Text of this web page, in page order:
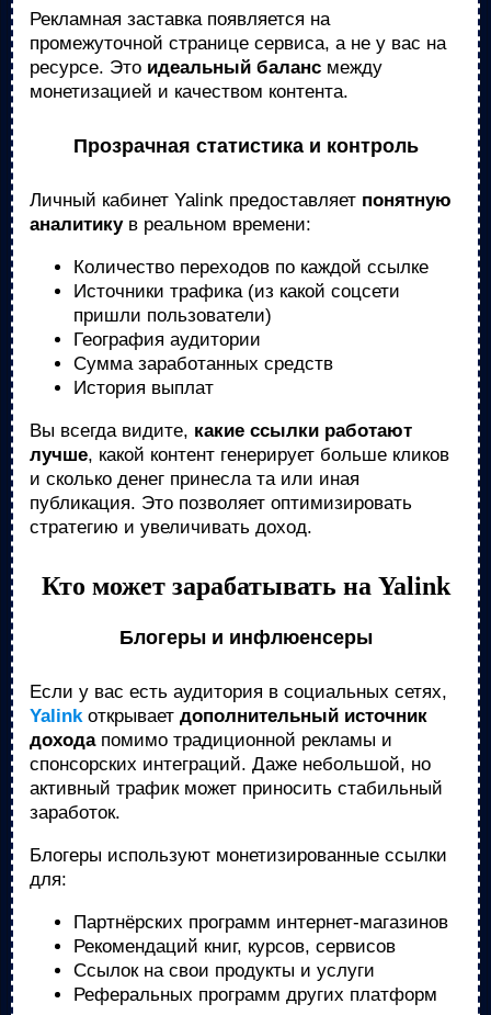
Рекламная заставка появляется на
промежуточной странице сервиса, а не у вас на
ресурсе. Это идеальный баланс между
монетизацией и качеством контента.
Прозрачная статистика и контроль
Личный кабинет Yalink предоставляет понятную
аналитикув реальном времени:
Количество переходов по каждой ссылке
Источники трафика (из какой соцсети
пришли пользователи)
География аудитории
Сумма заработанных средств
История выплат
Вы всегда видите, какие ссылки работают
лучше, какой контент генерирует больше кликов
и сколько денег принесла та или иная
публикация. Это позволяет оптимизировать
стратегию и увеличивать доход.
Кто может зарабатывать на Yalink
Блогеры и инфлюенсеры
Если у вас есть аудитория в социальных сетях,
Yalinkоткрывает дополнительный источник
доходапомимо традиционной рекламы и
спонсорских интеграций. Даже небольшой, но
активный трафик может приносить стабильный
заработок.
Блогеры используют монетизированные ссылки
для:
Партнёрских программ интернет-магазинов
Рекомендаций книг, курсов, сервисов
Ссылок на свои продукты и услуги
Реферальных программ других платформ